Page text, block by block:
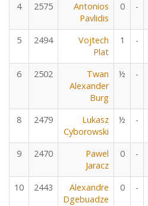
4
2575
Antonios
Pavlidis
0 -
5 2494
Vojtech
Plat
1 -
6 2502
Twan
Alexander
Burg
½ -
8 2479
Lukasz
Cyborowski
½ -
9 2470
Pawel
Jaracz
0 -
10 2443
Alexandre
Dgebuadze
0 -